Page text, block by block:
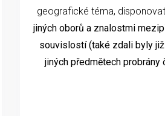
geografické téma,
jiných oborů a znalostmi
souvislostí (také zdali byly
jiných předmětech probrány